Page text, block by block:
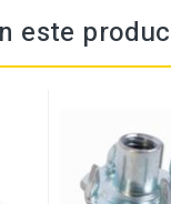
este